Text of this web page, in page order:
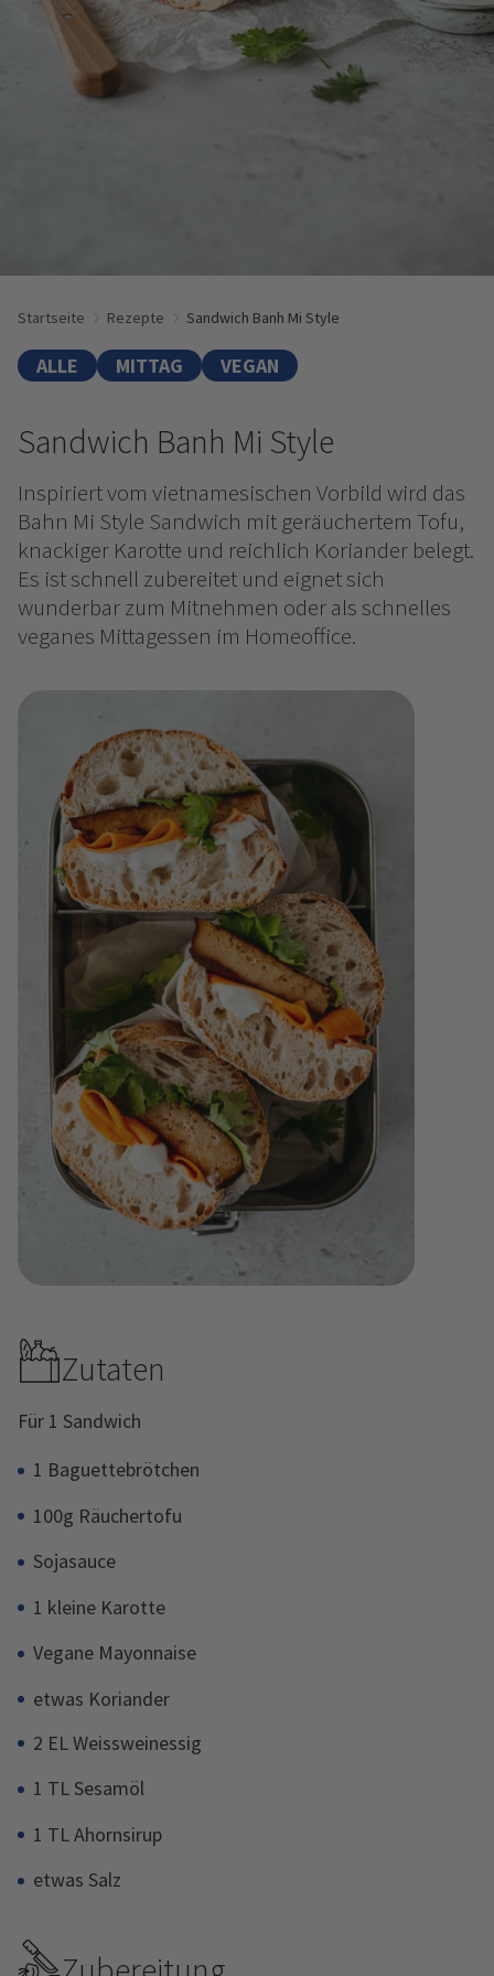
Startseite Rezepte Sandwich Banh Mi Style
ALLE MITTAG VEGAN
Sandwich Banh Mi Style
Inspiriert vom vietnamesischen Vorbild wird das
Bahn Mi Style Sandwich mit geräuchertem Tofu,
knackiger Karotte und reichlich Koriander belegt.
Es ist schnell zubereitet und eignet sich
wunderbar zum Mitnehmen oder als schnelles
veganes Mittagessen im Homeoffice.
Zutaten
Für 1 Sandwich
1 Baguettebrötchen
100g Räuchertofu
Sojasauce
1 kleine Karotte
Vegane Mayonnaise
etwas Koriander
2 EL Weissweinessig
1 TL Sesamöl
1 TL Ahornsirup
etwas Salz